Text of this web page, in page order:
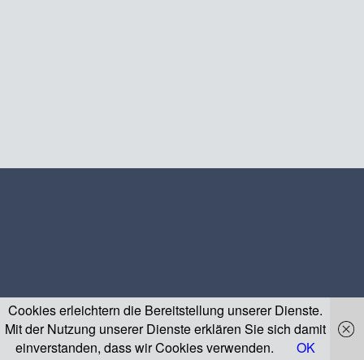
Cookies erleichtern die Bereitstellung unserer Dienste.
Mit der Nutzung unserer Dienste erklären Sie sich damit
einverstanden, dass wir Cookies verwenden.
OK